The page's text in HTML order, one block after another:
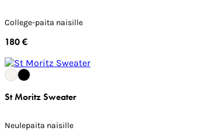
College-paita naisille
180 €
St Moritz Sweater
Neulepaita naisille